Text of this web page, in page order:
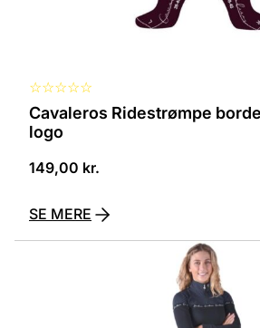
☆☆☆☆☆
Cavaleros Ridestrømpe
logo
149,00 kr.
SE MERE